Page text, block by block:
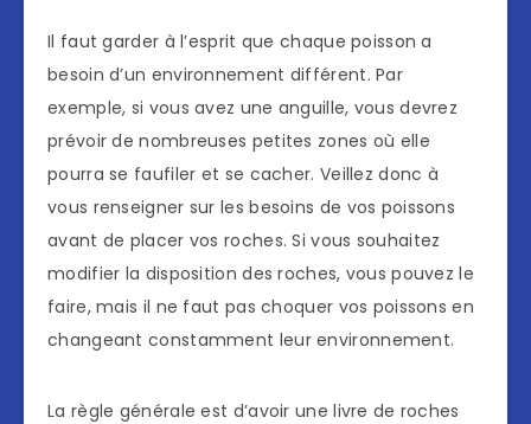
Il faut garder à l’esprit que chaque poisson a
besoin d’un environnement différent. Par
exemple, si vous avez une anguille, vous devrez
prévoir de nombreuses petites zones où elle
pourra se faufiler et se cacher. Veillez donc à
vous renseigner sur les besoins de vos poissons
avant de placer vos roches. Si vous souhaitez
modifier la disposition des roches, vous pouvez le
faire, mais il ne faut pas choquer vos poissons en
changeant constamment leur environnement.
La règle générale est d’avoir une livre de roches